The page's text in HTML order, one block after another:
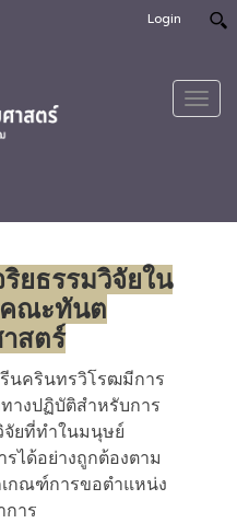
Login
ยธรรมวิจัยใน
ณะทันต
สตร์
นครินทรวิโรฒมีการ
างปฏิบัติสำหรับการ
ยที่ทำในมนุษย์
รได้อย่างถูกต้องตาม
เกณฑ์การขอตำแหน่ง
การ